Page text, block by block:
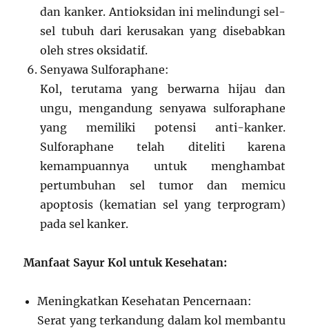
dan kanker. Antioksidan ini melindungi sel-
sel tubuh dari kerusakan yang disebabkan
oleh stres oksidatif.
Senyawa Sulforaphane:
Kol, terutama yang berwarna hijau dan
ungu, mengandung senyawa sulforaphane
yang memiliki potensi anti-kanker.
Sulforaphane telah diteliti karena
kemampuannya untuk menghambat
pertumbuhan sel tumor dan memicu
apoptosis (kematian sel yang terprogram)
pada sel kanker.
Manfaat Sayur Kol untuk Kesehatan:
Meningkatkan Kesehatan Pencernaan:
Serat yang terkandung dalam kol membantu